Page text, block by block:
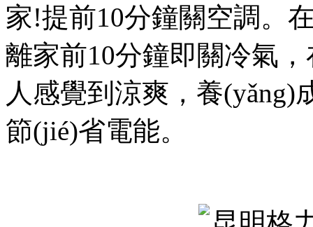
家!提前10分鐘關空調
離家前10分鐘即關冷氣
人感覺到涼爽，養(yǎng)
節(jié)省電能。